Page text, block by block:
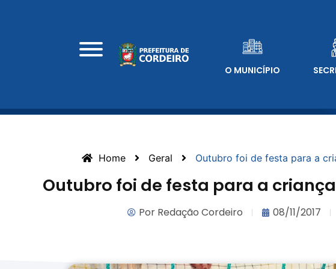
O MUNICÍPIO
Home Geral Outubro foi de festa para a
Outubro foi de festa para a
Por Redação Cordeiro 08/11/2017